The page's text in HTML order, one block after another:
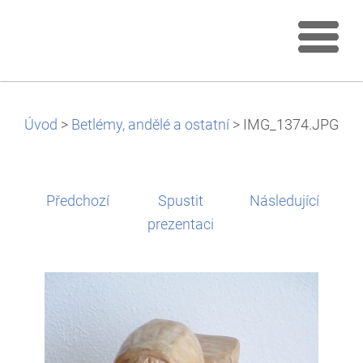
Úvod > Betlémy, andělé a ostatní > IMG_1374.JPG
Předchozí
Spustit
prezentaci
Následující